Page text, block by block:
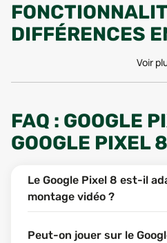
DIFFÉRENCES
GOOGLE PIXEL 8
GOOGLE PIXEL
duel entre Pixel 8 et Pixel 8a
compromis : combien es-tu
prise en main légèrement
design similaire, ces deux
même quelques nuances
Voir
FAQ : GOOGLE
GOOGLE PIXEL
Le Google Pixel 8 est-il
montage vidéo ?
Peut-on jouer sur le